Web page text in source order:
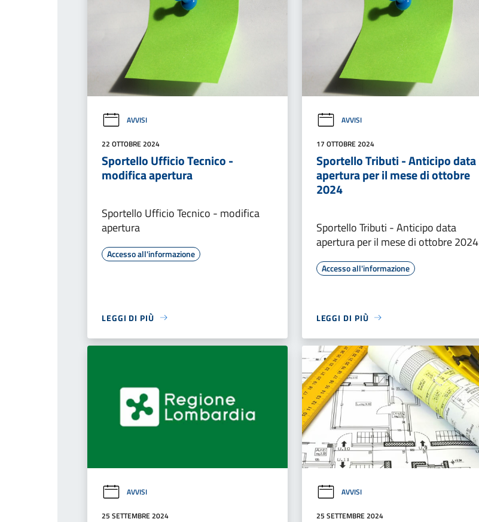
AVVISI
22 OTTOBRE 2024
Sportello Ufficio Tecnico -
modifica apertura
Sportello Ufficio Tecnico - modifica
apertura
Accesso all'informazione
LEGGI DI PIÙ
AVVISI
17 OTTOBRE 2024
Sportello Tributi - Anticipo data
apertura per il mese di ottobre
2024
Sportello Tributi - Anticipo data
apertura per il mese di ottobre 2024
Accesso all'informazione
LEGGI DI PIÙ
AVVISI
25 SETTEMBRE 2024
AVVISI
25 SETTEMBRE 2024